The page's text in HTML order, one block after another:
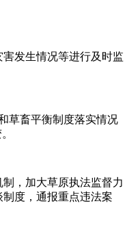
发生情况等进行及时监
草畜平衡制度落实情况
，加大草原执法监督力
度，通报重点违法案